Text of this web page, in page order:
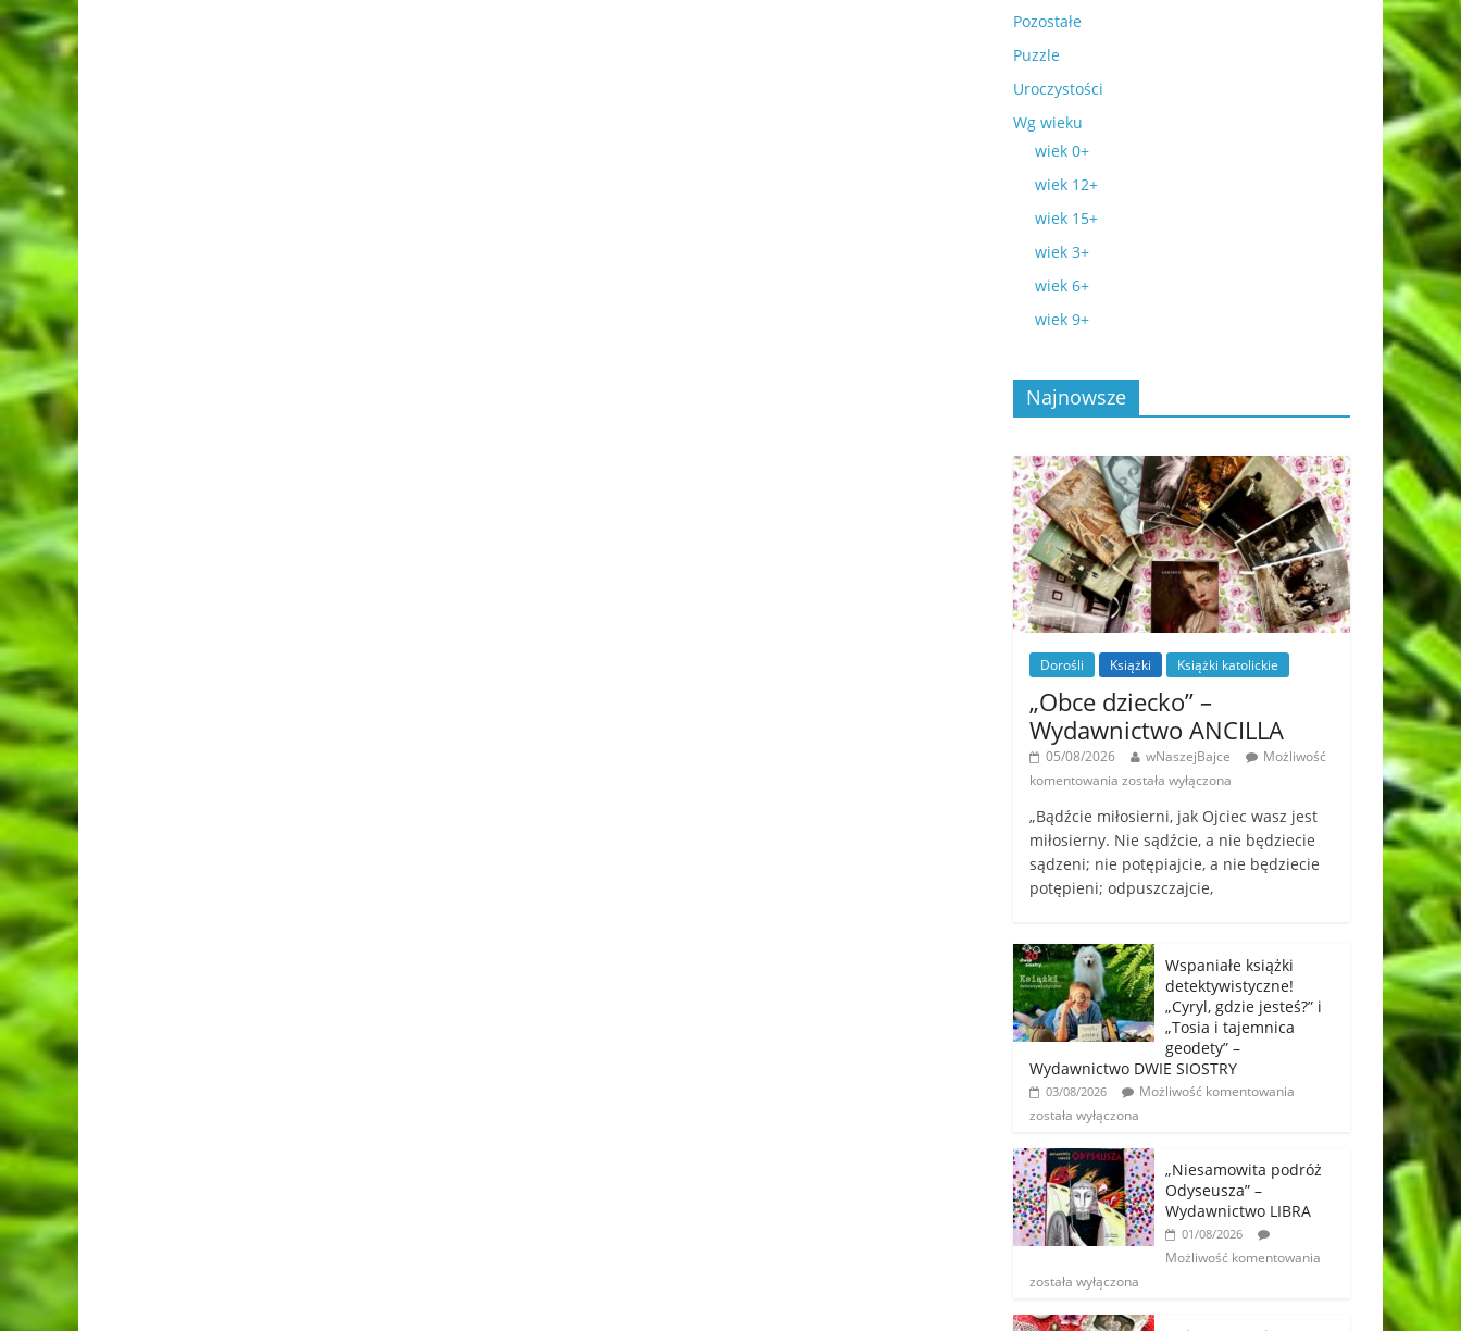
Pozostałe
Puzzle
Uroczystości
Wg wieku
wiek 0+
wiek 12+
wiek 15+
wiek 3+
wiek 6+
wiek 9+
Najnowsze
Dorośli Książki Książki katolickie
„Obce dziecko” –
Wydawnictwo ANCILLA
05/08/2026 wNaszejBajce
Możliwość
komentowania została wyłączona
„Bądźcie miłosierni, jak Ojciec wasz jest
miłosierny. Nie sądźcie, a nie będziecie
sądzeni; nie potępiajcie, a nie będziecie
potępieni; odpuszczajcie,
Wspaniałe książki
detektywistyczne!
„Cyryl, gdzie jesteś?” i
„Tosia i tajemnica
geodety” –
Wydawnictwo DWIE SIOSTRY
03/08/2026
Możliwość komentowania
została wyłączona
„Niesamowita podróż
Odyseusza” –
Wydawnictwo LIBRA
01/08/2026
Możliwość komentowania
została wyłączona